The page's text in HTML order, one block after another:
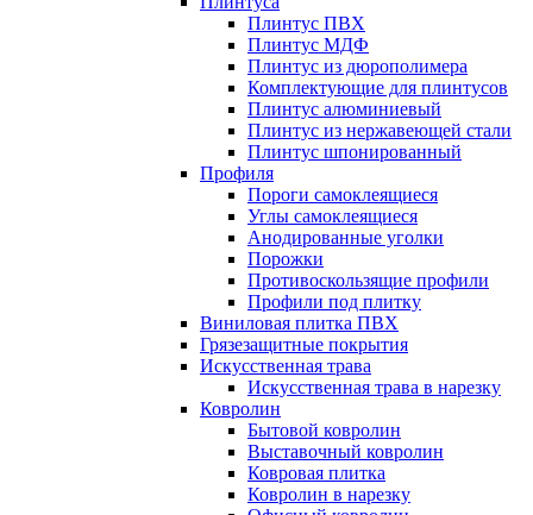
Плинтус ПВХ
Плинтус МДФ
Плинтус из дюрополимера
Комплектующие для плинтусов
Плинтус алюминиевый
Плинтус из нержавеющей стали
Плинтус шпонированный
Профиля
Пороги самоклеящиеся
Углы самоклеящиеся
Анодированные уголки
Порожки
Противоскользящие профили
Профили под плитку
Виниловая плитка ПВХ
Грязезащитные покрытия
Искусственная трава
Искусственная трава в нарезку
Ковролин
Бытовой ковролин
Выставочный ковролин
Ковровая плитка
Ковролин в нарезку